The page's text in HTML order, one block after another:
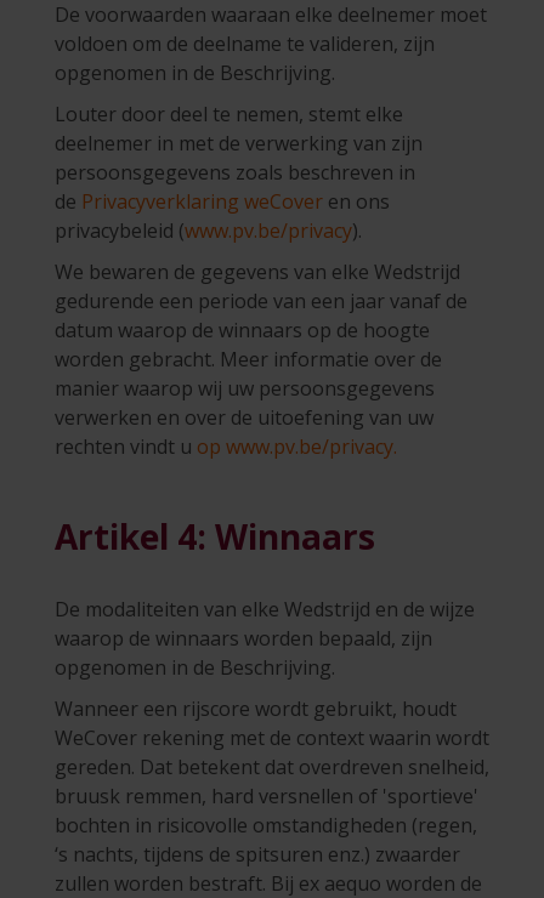
De voorwaarden waaraan elke deelnemer moet
voldoen om de deelname te valideren, zijn
opgenomen in de Beschrijving.
Louter door deel te nemen, stemt elke
deelnemer in met de verwerking van zijn
persoonsgegevens zoals beschreven in
de Privacyverklaring weCover en ons
privacybeleid (www.pv.be/privacy).
We bewaren de gegevens van elke Wedstrijd
gedurende een periode van een jaar vanaf de
datum waarop de winnaars op de hoogte
worden gebracht. Meer informatie over de
manier waarop wij uw persoonsgegevens
verwerken en over de uitoefening van uw
rechten vindt u op www.pv.be/privacy.
Artikel 4: Winnaars
De modaliteiten van elke Wedstrijd en de wijze
waarop de winnaars worden bepaald, zijn
opgenomen in de Beschrijving.
Wanneer een rijscore wordt gebruikt, houdt
WeCover rekening met de context waarin wordt
gereden. Dat betekent dat overdreven snelheid,
bruusk remmen, hard versnellen of 'sportieve'
bochten in risicovolle omstandigheden (regen,
‘s nachts, tijdens de spitsuren enz.) zwaarder
zullen worden bestraft. Bij ex aequo worden de